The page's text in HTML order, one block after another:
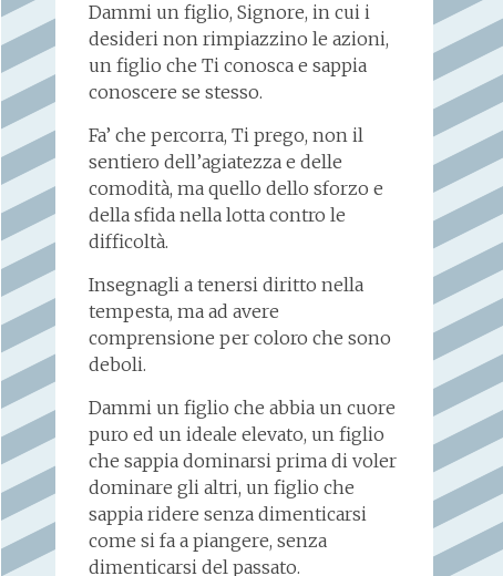
Dammi un figlio, Signore, in cui i
desideri non rimpiazzino le azioni,
un figlio che Ti conosca e sappia
conoscere se stesso.
Fa’ che percorra, Ti prego, non il
sentiero dell’agiatezza e delle
comodità, ma quello dello sforzo e
della sfida nella lotta contro le
difficoltà.
Insegnagli a tenersi diritto nella
tempesta, ma ad avere
comprensione per coloro che sono
deboli.
Dammi un figlio che abbia un cuore
puro ed un ideale elevato, un figlio
che sappia dominarsi prima di voler
dominare gli altri, un figlio che
sappia ridere senza dimenticarsi
come si fa a piangere, senza
dimenticarsi del passato.